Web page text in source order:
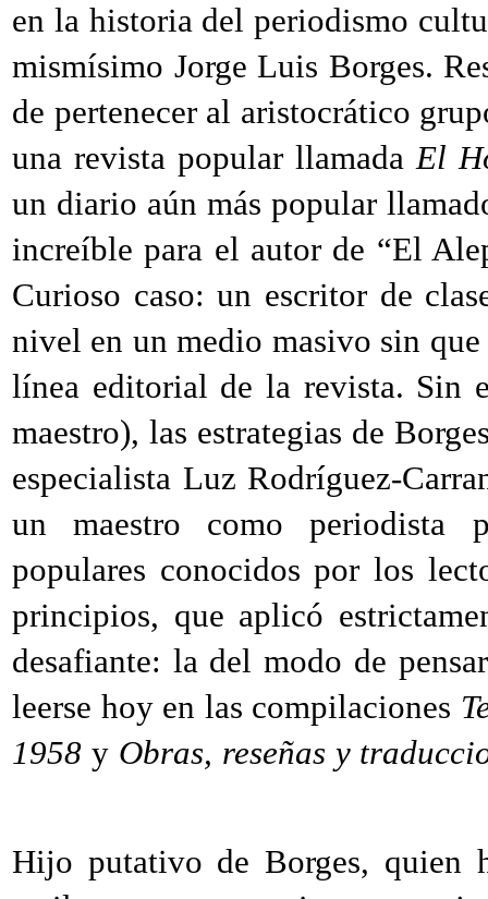
en la historia del periodismo
mismísimo Jorge Luis Borges.
de pertenecer al aristocrático
una revista popular llamadaEl
un diario aún más popular
increíble para el autor de “El
Curioso caso: un escritor de
nivel en un medio masivo sin
línea editorial de la revista. Sin
maestro), las estrategias de
especialista Luz Rodríguez-
un maestro como periodista
populares conocidos por los
principios, que aplicó
desafiante: la del modo de
leerse hoy en las compilaciones
1958 y Obras, reseñas y
Hijo putativo de Borges, quien